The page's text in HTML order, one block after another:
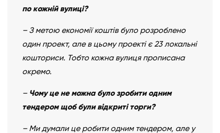
по кожній вулиці?
– З метою економії коштів було розроблено
один проект, але в цьому проекті є 23 локальні
кошториси. Тобто кожна вулиця прописана
окремо.
– Чому це не можна було зробити одним
тендером щоб були відкриті торги?
– Ми думали це робити одним тендером, але у